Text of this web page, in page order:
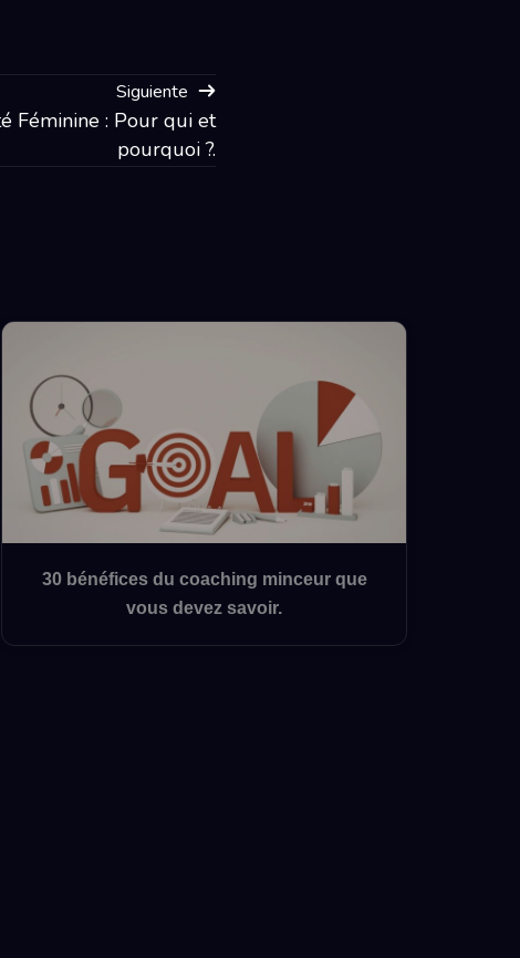
Siguiente
Féminine : Pour qui et
pourquoi ?.
30 bénéfices du coaching minceur que
vous devez savoir.